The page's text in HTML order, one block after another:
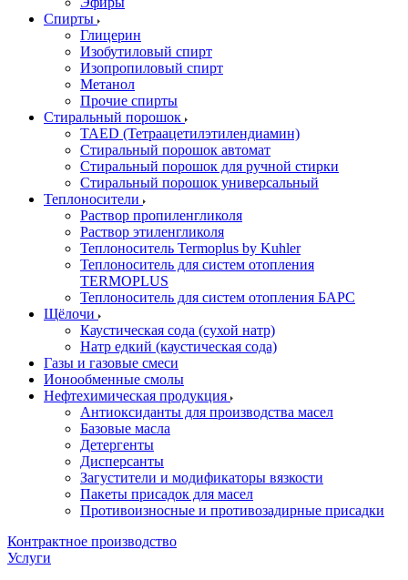
Спирты
Глицерин
Изобутиловый спирт
Изопропиловый спирт
Метанол
Прочие спирты
Стиральный порошок
TAED (Тетраацетилэтилендиамин)
Стиральный порошок автомат
Стиральный порошок для ручной стирки
Стиральный порошок универсальный
Теплоносители
Раствор пропиленгликоля
Раствор этиленгликоля
Теплоноситель Termoplus by Kuhler
Теплоноситель для систем отопления
TERMOPLUS
Теплоноситель для систем отопления БАРС
Щёлочи
Каустическая сода (сухой натр)
Натр едкий (каустическая сода)
Газы и газовые смеси
Ионообменные смолы
Нефтехимическая продукция
Антиоксиданты для производства масел
Базовые масла
Детергенты
Дисперсанты
Загустители и модификаторы вязкости
Пакеты присадок для масел
Противоизносные и противозадирные присадки
Контрактное производство
Услуги